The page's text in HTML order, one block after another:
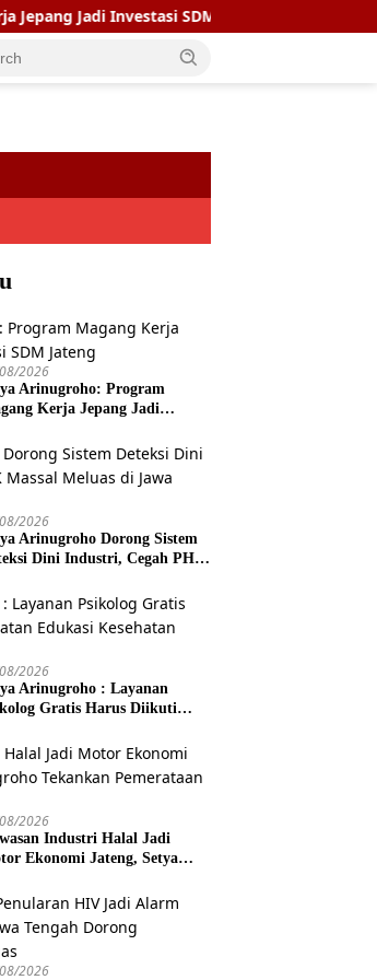
Investasi SDM Jateng
2026
Arinugroho: Program
Kerja Jepang Jadi
2026
Arinugroho Dorong Sistem
Dini Industri, Cegah PHK
2026
Arinugroho : Layanan
Gratis Harus Diikuti
2026
Industri Halal Jadi
Ekonomi Jateng, Setya
UMKM
2026